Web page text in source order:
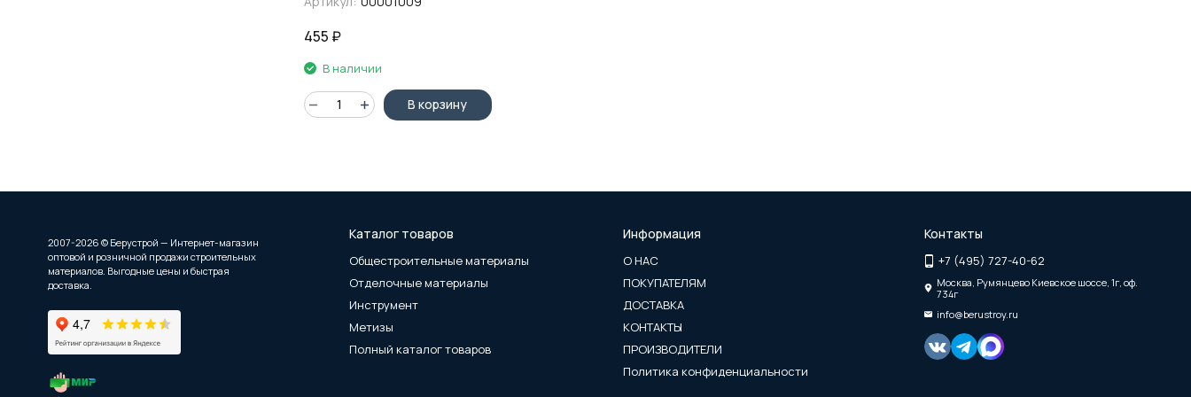
455 ₽
В наличии
В корзину
2007-2026 © Берустрой — Интернет-магазин
оптовой и розничной продажи строительных
материалов. Выгодные цены и быстрая
доставка.
Каталог товаров
Общестроительные материалы
Отделочные материалы
Инструмент
Метизы
Полный каталог товаров
Информация
О НАС
ПОКУПАТЕЛЯМ
ДОСТАВКА
КОНТАКТЫ
ПРОИЗВОДИТЕЛИ
Политика конфиденциальности
Контакты
+7 (495) 727-40-62
Москва, Румянцево Киевское шоссе, 1г, оф.
734г
info@berustroy.ru